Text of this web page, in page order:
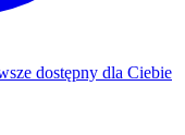
dostępny dla Ciebie